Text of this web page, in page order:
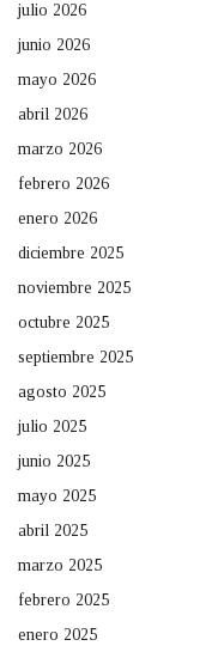
julio 2026
junio 2026
mayo 2026
abril 2026
marzo 2026
febrero 2026
enero 2026
diciembre 2025
noviembre 2025
octubre 2025
septiembre 2025
agosto 2025
julio 2025
junio 2025
mayo 2025
abril 2025
marzo 2025
febrero 2025
enero 2025